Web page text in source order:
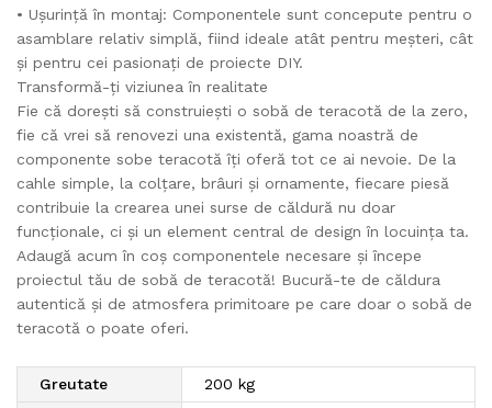
• Ușurință în montaj: Componentele sunt concepute pentru o
asamblare relativ simplă, fiind ideale atât pentru meșteri, cât
și pentru cei pasionați de proiecte DIY.
Transformă-ți viziunea în realitate
Fie că dorești să construiești o sobă de teracotă de la zero,
fie că vrei să renovezi una existentă, gama noastră de
componente sobe teracotă îți oferă tot ce ai nevoie. De la
cahle simple, la colțare, brâuri și ornamente, fiecare piesă
contribuie la crearea unei surse de căldură nu doar
funcționale, ci și un element central de design în locuința ta.
Adaugă acum în coș componentele necesare și începe
proiectul tău de sobă de teracotă! Bucură-te de căldura
autentică și de atmosfera primitoare pe care doar o sobă de
teracotă o poate oferi.
Greutate
200 kg